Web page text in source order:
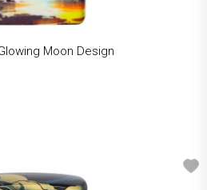
Moon Design